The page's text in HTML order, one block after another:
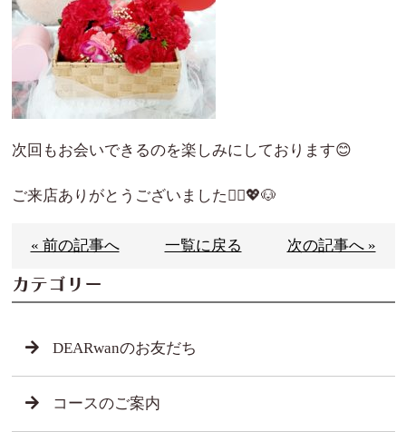
次回もお会いできるのを楽しみにしております😊
ご来店ありがとうございました🙇‍♀️💖🐶
« 前の記事へ 一覧に戻る 次の記事へ »
カテゴリー
DEARwanのお友だち
コースのご案内